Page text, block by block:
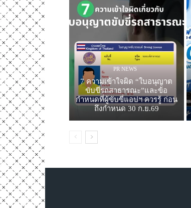
PR NEWS
7 ความเข้าใจผิด “ใบอนุญาต
ขับขี่รถสาธารณะ”และข้อ
กำหนดที่ผู้ขับขี่แอปฯ ควรรู้ ก่อน
ถึงกำหนด 30 ก.ย.69